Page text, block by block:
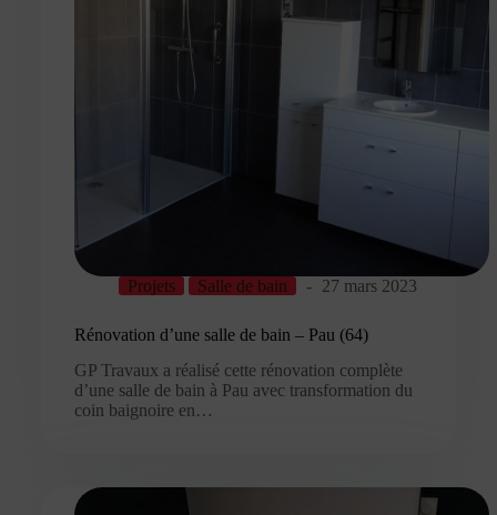
Projets Salle de bain 27 mars 2023
Rénovation d’une salle de bain – Pau (64)
GP Travaux a réalisé cette rénovation complète
d’une salle de bain à Pau avec transformation du
coin baignoire en…